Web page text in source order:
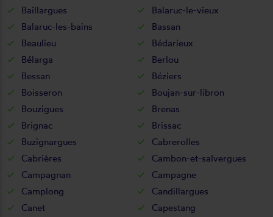
Baillargues
Balaruc-le-vieux
Balaruc-les-bains
Bassan
Beaulieu
Bédarieux
Bélarga
Berlou
Bessan
Béziers
Boisseron
Boujan-sur-libron
Bouzigues
Brenas
Brignac
Brissac
Buzignargues
Cabrerolles
Cabrières
Cambon-et-salvergues
Campagnan
Campagne
Camplong
Candillargues
Canet
Capestang